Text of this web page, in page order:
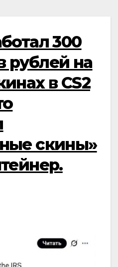
300
рублей на
в CS2
скины»